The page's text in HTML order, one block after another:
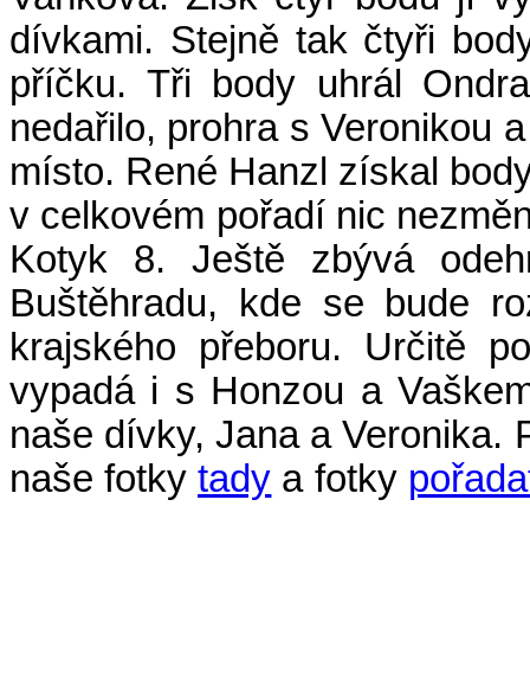
dívkami. Stejně tak čtyři
příčku. Tři body uhrál
nedařilo, prohra s Veronikou
místo. René Hanzl získal
v celkovém pořadí nic
Kotyk 8. Ještě zbývá
Buštěhradu, kde se bude
krajského přeboru. Určitě
vypadá i s Honzou a
naše dívky, Jana a
naše fotkytady a fotky